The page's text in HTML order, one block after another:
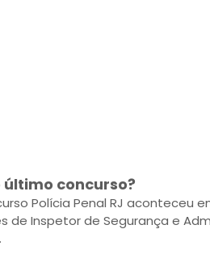
último concurso?
Polícia Penal RJ aconteceu
de Inspetor de Segurança e